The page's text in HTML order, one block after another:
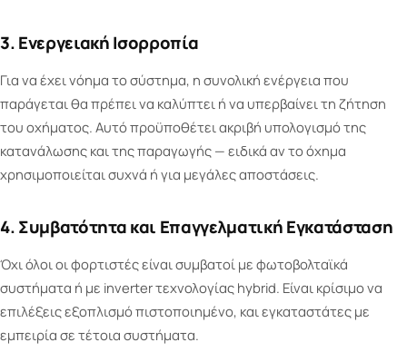
3. Ενεργειακή Ισορροπία
Για να έχει νόημα το σύστημα, η συνολική ενέργεια που
παράγεται θα πρέπει να καλύπτει ή να υπερβαίνει τη ζήτηση
του οχήματος. Αυτό προϋποθέτει ακριβή υπολογισμό της
κατανάλωσης και της παραγωγής — ειδικά αν το όχημα
χρησιμοποιείται συχνά ή για μεγάλες αποστάσεις.
4. Συμβατότητα και Επαγγελματική Εγκατάσταση
Όχι όλοι οι φορτιστές είναι συμβατοί με φωτοβολταϊκά
συστήματα ή με inverter τεχνολογίας hybrid. Είναι κρίσιμο να
επιλέξεις εξοπλισμό πιστοποιημένο, και εγκαταστάτες με
εμπειρία σε τέτοια συστήματα.